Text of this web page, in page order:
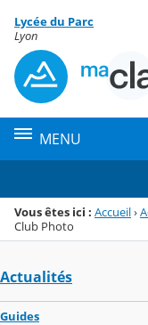
Menu de la rubrique
Contenu
Lycée du Parc
Lyon
MENU
Vous êtes ici : Accueil›
Club Photo
Actualités
Guides